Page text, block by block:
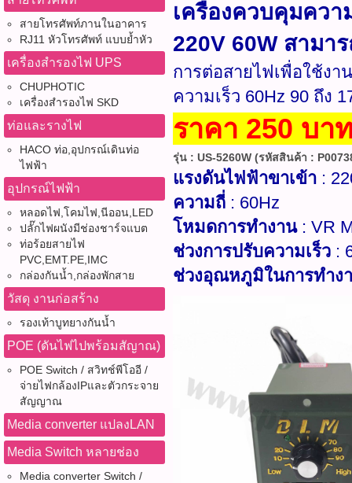
สายโทรศัพท์ภานในอาคาร
RJ11 หัวโทรศัพท์ แบบย้ำหัว
เครื่องสำรองไฟ UPS
CHUPHOTIC
เครื่องสำรองไฟ SKD
ท่อและรางไฟ
HACO ท่อ,อุปกรณ์เดินท่อ
ไฟฟ้า
อุปกรณ์ไฟฟ้า
หลอดไฟ,โคมไฟ,นีออน,LED
ปลั๊กไฟผนังมีช่องชาร์จแบต
ท่อร้อยสายไฟ
PVC,EMT.PE,IMC
กล่องกันน้ำ,กล่องพักสาย
วัสดุ งานก่อสร้าง
รองเท้าบูทยางกันน้ำ
POE (ดันไฟไปพร้อมสัญาณ)
POE Switch / สวิทช์พีโออี /
จ่ายไฟกล้องIPและตัวกระจาย
สัญญาณ
Media converter แปลงLAN
Media Switch หลายช่อง
Media converter Switch /
เครื่องควบคุมควา
220V 60W สาม
การต่อสายไฟเพื่อใช้ง
ความเร็ว 60Hz 90 ถึง
ราคา 250 บา
รุ่น : US-5260W (รหัสสินค้า :
แรงดันไฟฟ้าขาเข้า :
ความถี่: 60Hz
โหมดการทำงาน: VR
ช่วงการปรับความเร็ว:
ช่วงอุณหภูมิในการทำง